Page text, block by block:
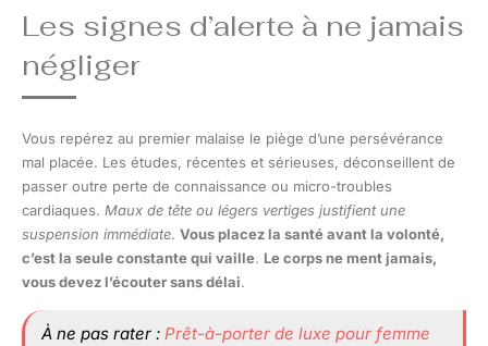
Les signes d’alerte à ne jamais
négliger
Vous repérez au premier malaise le piège d’une persévérance
mal placée. Les études, récentes et sérieuses, déconseillent de
passer outre perte de connaissance ou micro-troubles
cardiaques. Maux de tête ou légers vertiges justifient une
suspension immédiate. Vous placez la santé avant la volonté,
c’est la seule constante qui vaille. Le corps ne ment jamais,
vous devez l’écouter sans délai.
À ne pas rater : Prêt-à-porter de luxe pour femme